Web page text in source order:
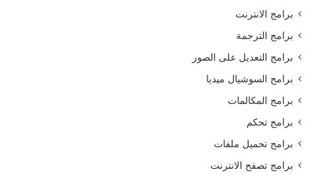
برامج الانترنت
برامج الترجمة
برامج التعديل على الصور
برامج السوشيال ميديا
برامج المكالمات
برامج تحكم
برامج تحميل ملفات
برامج تصفح الانترنت